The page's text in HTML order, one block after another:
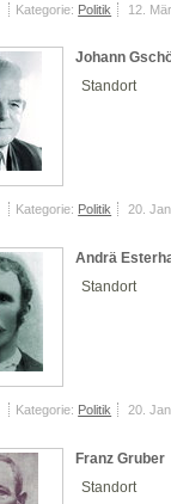
Kategorie: Politik 12.
Johann
Standort
Kategorie: Politik 20.
Andrä
Standort
Kategorie: Politik 20.
Franz Gruber
Standort